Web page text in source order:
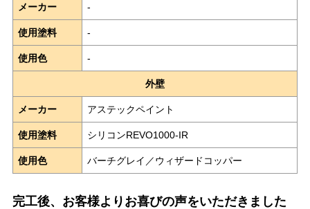
メーカー -
使用塗料 -
使用色 -
外壁
メーカー アステックペイント
使用塗料 シリコンREVO1000-IR
使用色 バーチグレイ／ウィザードコッパー
完工後、お客様よりお喜びの声をいただきました